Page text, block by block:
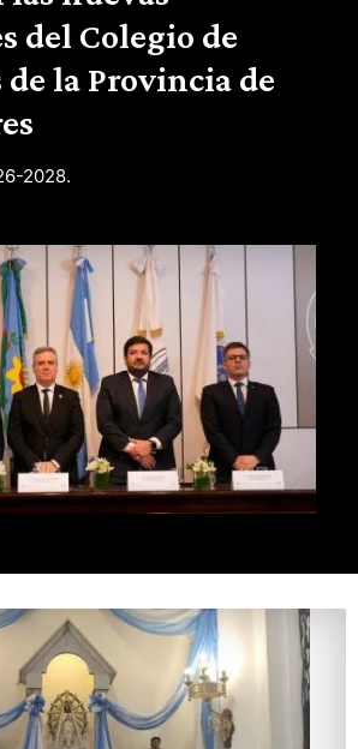
del Colegio de
de la Provincia de
2028.